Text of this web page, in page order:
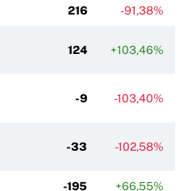
216 -91,38%
124 +103,46%
-9 -103,40%
-33 -102,58%
-195 +66,55%